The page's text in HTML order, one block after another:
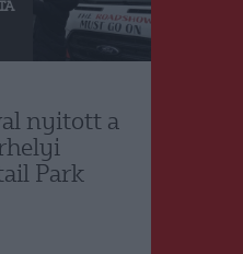
nyitott a
Park